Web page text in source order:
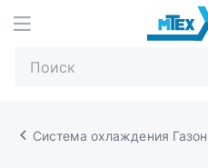
Система охлаждения